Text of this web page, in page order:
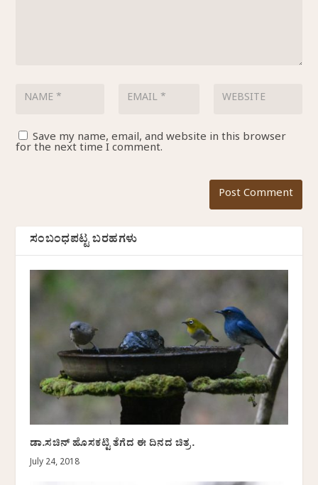
Save my name, email, and website in this browser
for the next time I comment.
ಸಂಬಂಧಪಟ್ಟ ಬರಹಗಳು
ಡಾ.ಸಚಿನ್ ಹೊಸಕಟ್ಟಿ ತೆಗೆದ ಈ ದಿನದ ಚಿತ್ರ.
July 24, 2018